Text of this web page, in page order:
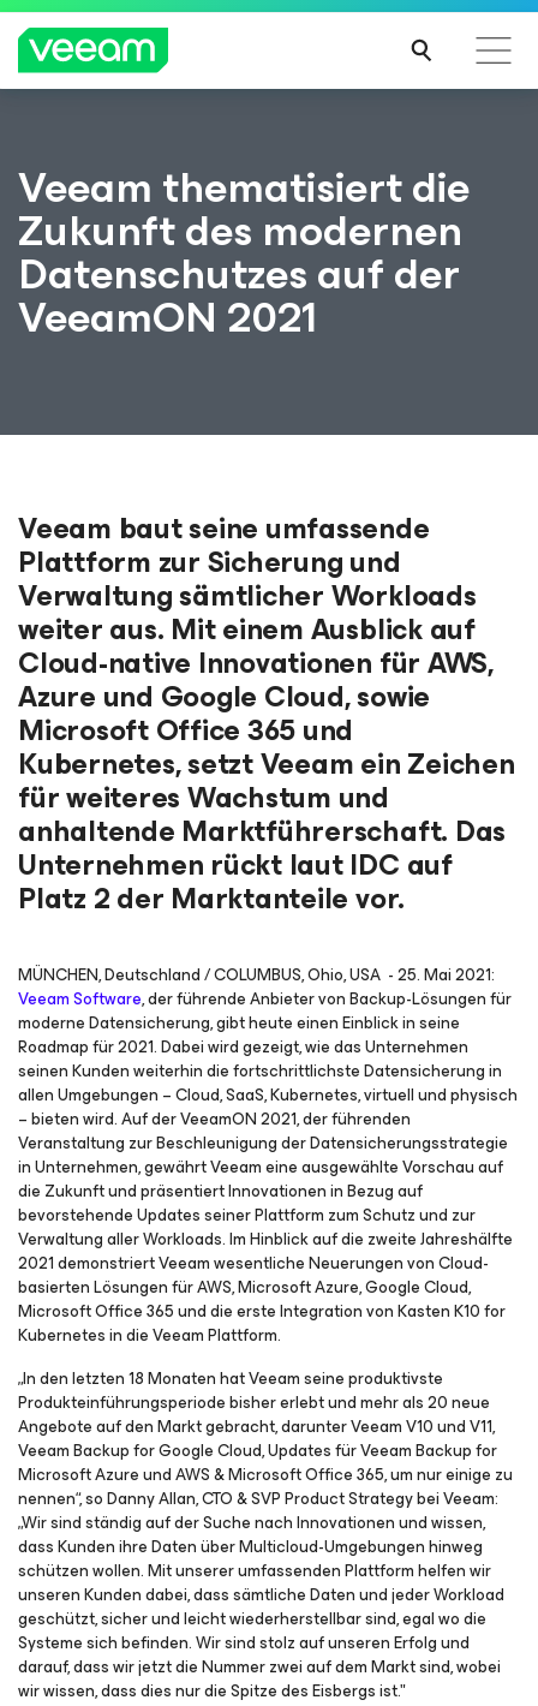
Update von CrowdStrike betroffen sind
MEH
R
ERFA
HRE
N
Veeam thematisiert die
Zukunft des modernen
Datenschutzes auf der
VeeamON 2021
Veeam baut seine umfassende
Plattform zur Sicherung und
Verwaltung sämtlicher Workloads
weiter aus. Mit einem Ausblick auf
Cloud-native Innovationen für AWS,
Azure und Google Cloud, sowie
Microsoft Office 365 und
Kubernetes, setzt Veeam ein Zeichen
für weiteres Wachstum und
anhaltende Marktführerschaft. Das
Unternehmen rückt laut IDC auf
Platz 2 der Marktanteile vor.
MÜNCHEN, Deutschland / COLUMBUS, Ohio, USA - 25. Mai 2021:
Veeam Software, der führende Anbieter von Backup-Lösungen für
moderne Datensicherung, gibt heute einen Einblick in seine
Roadmap für 2021. Dabei wird gezeigt, wie das Unternehmen
seinen Kunden weiterhin die fortschrittlichste Datensicherung in
allen Umgebungen – Cloud, SaaS, Kubernetes, virtuell und physisch
– bieten wird. Auf der VeeamON 2021, der führenden
Veranstaltung zur Beschleunigung der Datensicherungsstrategie
in Unternehmen, gewährt Veeam eine ausgewählte Vorschau auf
die Zukunft und präsentiert Innovationen in Bezug auf
bevorstehende Updates seiner Plattform zum Schutz und zur
Verwaltung aller Workloads. Im Hinblick auf die zweite Jahreshälfte
2021 demonstriert Veeam wesentliche Neuerungen von Cloud-
basierten Lösungen für AWS, Microsoft Azure, Google Cloud,
Microsoft Office 365 und die erste Integration von Kasten K10for
Kubernetesin die Veeam Plattform.
„In den letzten 18 Monaten hat Veeam seine produktivste
Produkteinführungsperiode bisher erlebt und mehr als 20 neue
Angebote auf den Markt gebracht, darunter Veeam V10 und V11,
Veeam Backupfor Google Cloud, Updates für Veeam Backupfor
Microsoft AzureundAWS & Microsoft Office 365, um nur einige zu
nennen“, so Danny Allan, CTO & SVP Product Strategy bei Veeam:
„Wir sind ständig auf der Suche nach Innovationen und wissen,
dass Kunden ihre Daten über Multicloud-Umgebungen hinweg
schützen wollen. Mit unserer umfassenden Plattform helfen wir
unseren Kunden dabei, dass sämtliche Daten und jeder Workload
geschützt, sicher und leicht wiederherstellbar sind, egal wo die
Systeme sich befinden. Wir sind stolz auf unseren Erfolg und
darauf, dass wir jetzt die Nummer zwei auf dem Markt sind, wobei
wir wissen, dass dies nur die Spitze des Eisbergs ist."